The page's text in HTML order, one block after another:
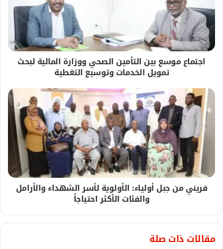
اجتماع موسع بين التأمين الصحي ووزارة المالية لبحث
تمويل الخدمات وتوسيع التغطية
فريني من جبل أولياء: الأولوية لأسر الشهداء والأرامل
والفئات الأكثر احتياجاً
مقالات ذات صلة